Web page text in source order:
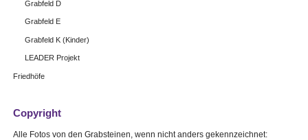
Grabfeld D
Grabfeld E
Grabfeld K (Kinder)
LEADER Projekt
Friedhöfe
Copyright
Alle Fotos von den Grabsteinen, wenn nicht anders gekennzeichnet: